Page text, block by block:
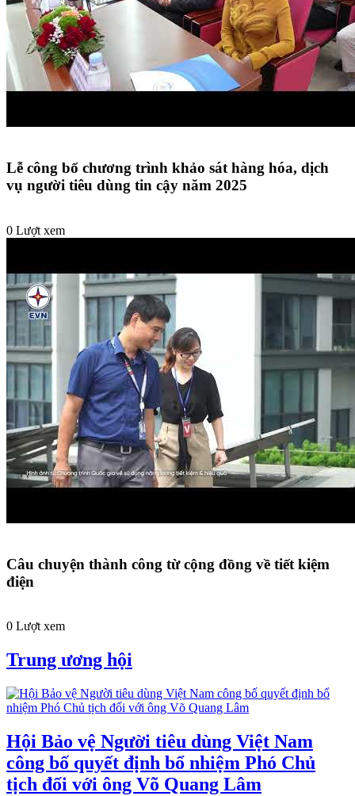
Lễ công bố chương trình khảo sát hàng hóa, dịch
vụ người tiêu dùng tin cậy năm 2025
0 Lượt xem
Câu chuyện thành công từ cộng đồng về tiết kiệm
điện
0 Lượt xem
Trung ương hội
Hội Bảo vệ Người tiêu dùng Việt Nam
công bố quyết định bổ nhiệm Phó Chủ
tịch đối với ông Võ Quang Lâm